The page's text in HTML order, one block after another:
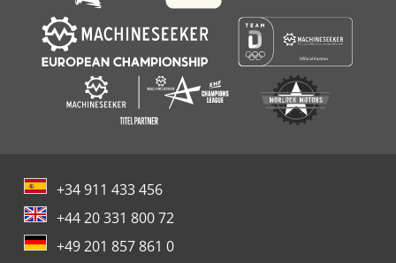
+34 911 433 456
+44 20 331 800 72
+49 201 857 861 0